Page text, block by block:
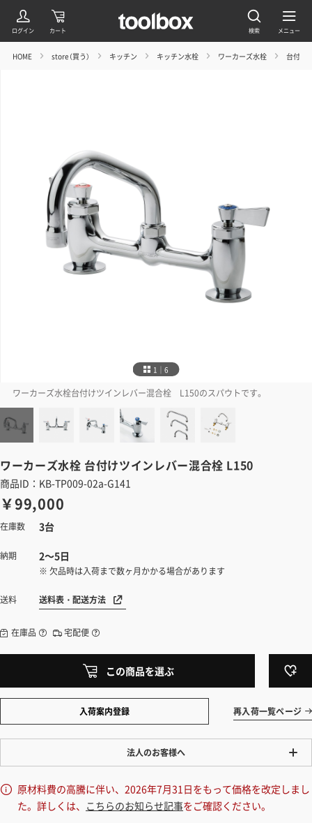
HOME store（買う） キッチン キッチン水栓 ワーカーズ水栓 台付け
1｜6
ワーカーズ水栓台付けツインレバー混合栓 L150のスパウトです。
ワーカーズ水栓 台付けツインレバー混合栓 L150
商品ID：KB-TP009-02a-G141
￥99,000
在庫数 3台
納期 2～5日
※ 欠品時は入荷まで数ヶ月かかる場合があります
送料 送料表・配送方法
在庫品 宅配便
この商品を選ぶ
入荷案内登録 再入荷一覧ページ
法人のお客様へ
ワンプライス販売
法人・個人様いずれも全て一律の価格で販売しております。法人/個人
事業主様には「請求書払い」も対応しています。
原材料費の高騰に伴い、2026年7月31日をもって価格を改定しまし
た。詳しくは、 こちらのお知らせ記事をご確認ください。